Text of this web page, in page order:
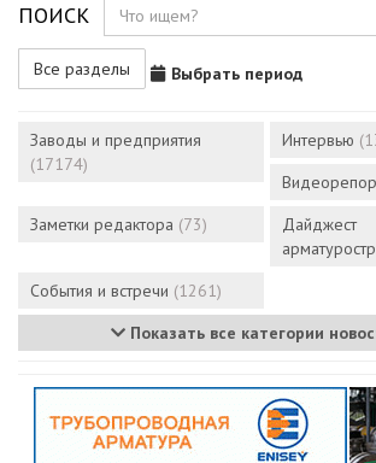
ПОИСК
Все разделы Выбрать период
Заводы и предприятия
(17174)
Интервью
Заметки редактора (73)
Дайджест
События и встречи (1261)
Показать все категории